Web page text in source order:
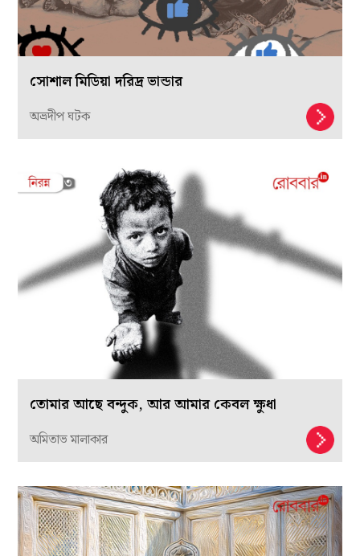
সোশাল মিডিয়া দরিদ্র ভান্ডার
অভ্রদীপ ঘটক
তোমার আছে বন্দুক, আর আমার কেবল ক্ষুধা
অমিতাভ মালাকার